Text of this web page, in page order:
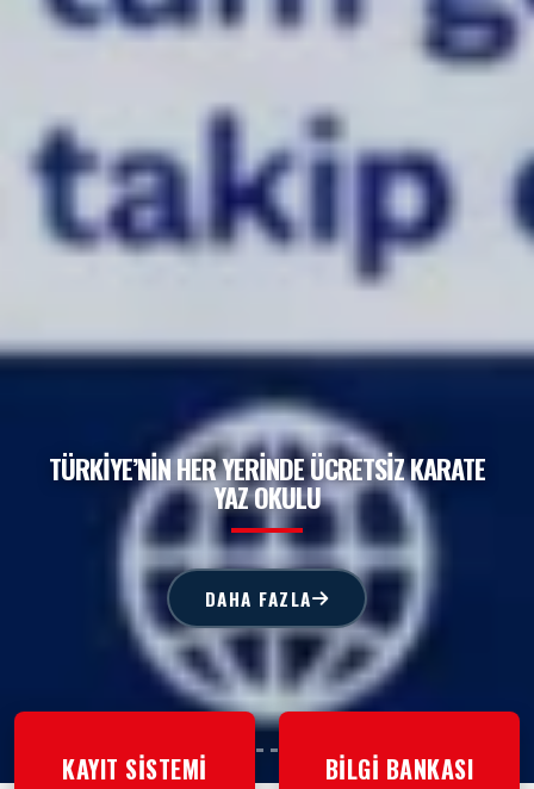
TÜRKİYE’NİN HER YERİNDE ÜCRETSİZ KARATE
YAZ OKULU
DAHA FAZLA
KAYIT SİSTEMİ BİLGİ BANKASI